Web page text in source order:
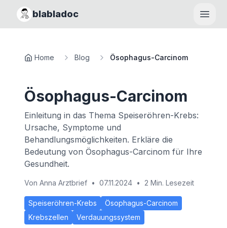
blabladoc
Home Blog Ösophagus-Carcinom
Ösophagus-Carcinom
Einleitung in das Thema Speiseröhren-Krebs:
Ursache, Symptome und
Behandlungsmöglichkeiten. Erkläre die
Bedeutung von Ösophagus-Carcinom für Ihre
Gesundheit.
Von Anna Arztbrief • 07.11.2024 • 2 Min. Lesezeit
Speiseröhren-Krebs
Ösophagus-Carcinom
Krebszellen
Verdauungssystem